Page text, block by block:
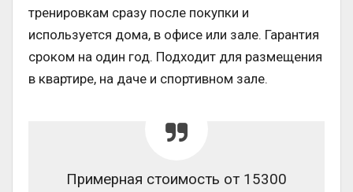
тренировкам сразу после покупки и
используется дома, в офисе или зале. Гарантия
сроком на один год. Подходит для размещения
в квартире, на даче и спортивном зале.
Примерная стоимость от 15300